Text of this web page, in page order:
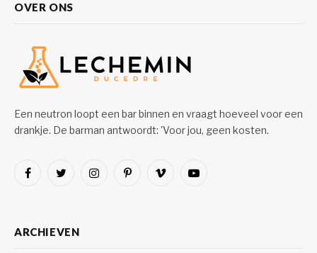
OVER ONS
Een neutron loopt een bar binnen en vraagt hoeveel voor een
drankje. De barman antwoordt: 'Voor jou, geen kosten.
FacebookTwitterInstagramPinterestVimeoYouTube
ARCHIEVEN